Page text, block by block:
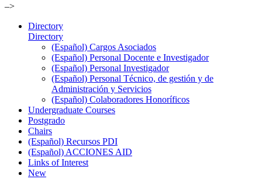
–>
Directory
Directory
(Español) Cargos Asociados
(Español) Personal Docente e Investigador
(Español) Personal Investigador
(Español) Personal Técnico, de gestión y de
Administración y Servicios
(Español) Colaboradores Honoríficos
Undergraduate Courses
Postgrado
Chairs
(Español) Recursos PDI
(Español) ACCIONES AID
Links of Interest
New